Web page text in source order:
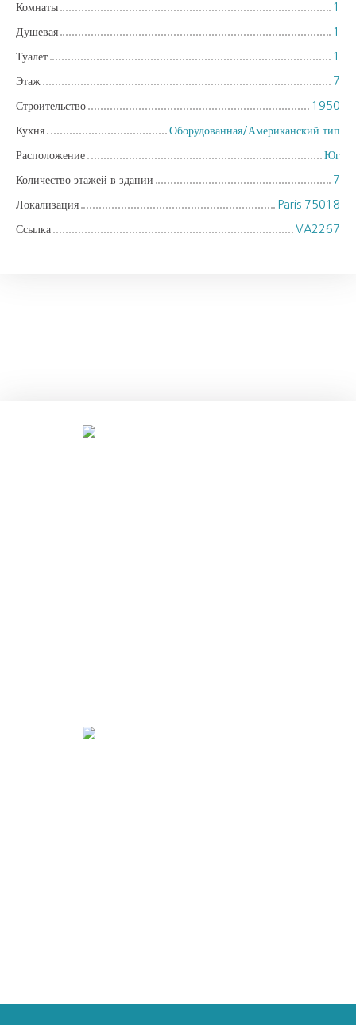
Комнаты 1
Душевая 1
Туалет 1
Этаж 7
Строительство 1950
Кухня Оборудованная/Американский тип
Расположение Юг
Количество этажей в здании 7
Локализация Paris 75018
Ссылка VA2267